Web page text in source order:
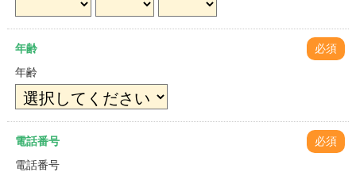
年齢
必須
年齢
電話番号
必須
電話番号